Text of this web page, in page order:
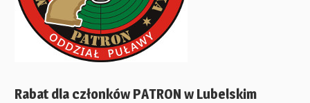
Rabat dla członków PATRON w Lubelskim